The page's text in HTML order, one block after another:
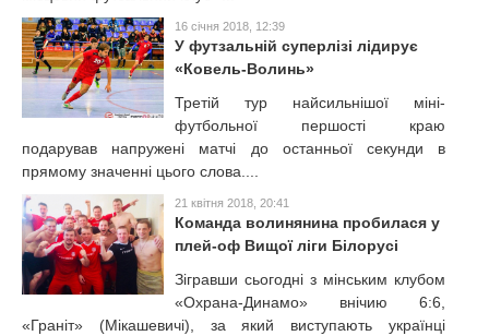
16 січня 2018, 12:39
У футзальній суперлізі лідирує
«Ковель-Волинь»
Третій тур найсильнішої міні-
футбольної першості краю
подарував напружені матчі до останньої секунди в
прямому значенні цього слова....
21 квітня 2018, 20:41
Команда волинянина пробилася у
плей-оф Вищої ліги Білорусі
Зігравши сьогодні з мінським клубом
«Охрана-Динамо» внічию 6:6,
«Граніт» (Мікашевичі), за який виступають українці